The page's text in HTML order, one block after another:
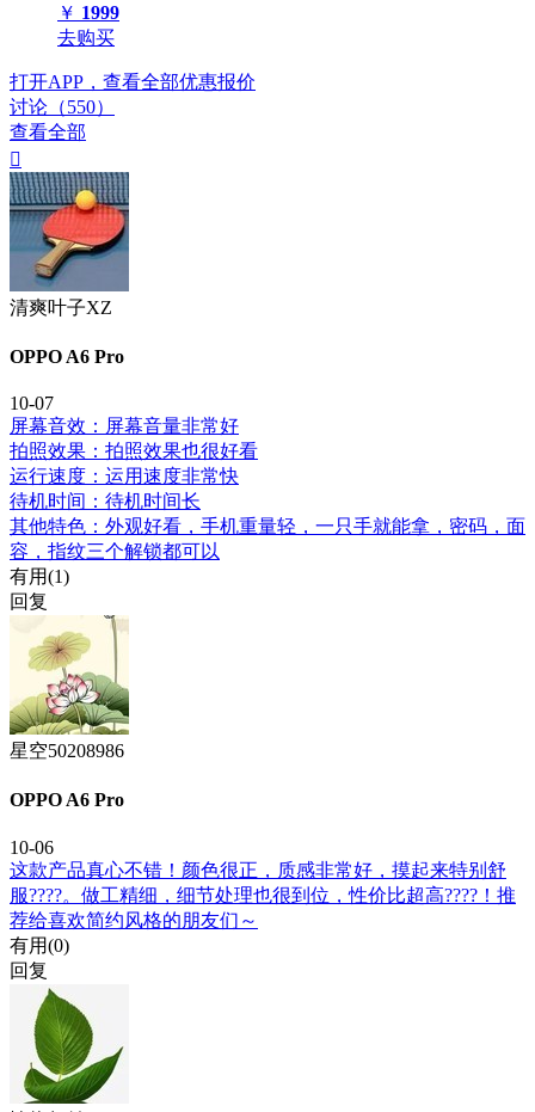
￥ 1999
去购买
打开APP，查看全部优惠报价
讨论（550）
查看全部

清爽叶子XZ
OPPO A6 Pro
10-07
屏幕音效：屏幕音量非常好
拍照效果：拍照效果也很好看
运行速度：运用速度非常快
待机时间：待机时间长
其他特色：外观好看，手机重量轻，一只手就能拿，密码，面
容，指纹三个解锁都可以
有用(1)
回复
星空50208986
OPPO A6 Pro
10-06
这款产品真心不错！颜色很正，质感非常好，摸起来特别舒
服????。做工精细，细节处理也很到位，性价比超高????！推
荐给喜欢简约风格的朋友们～
有用(0)
回复